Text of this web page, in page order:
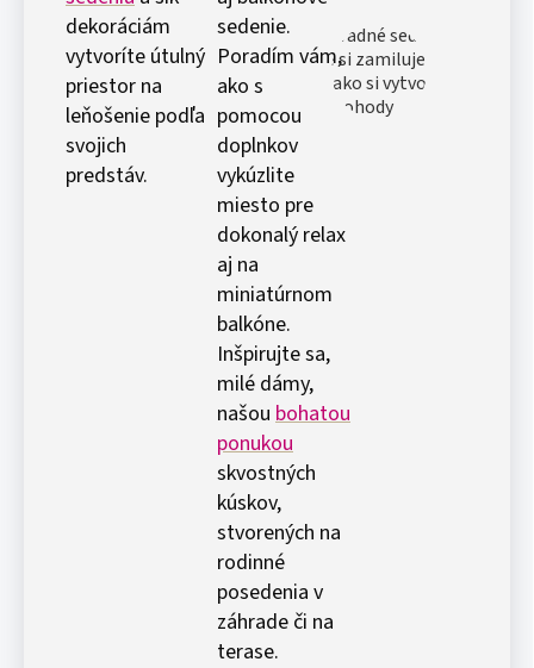
dekoráciám
vytvoríte útulný
priestor na
leňošenie podľa
svojich
predstáv.
sedenie.
Poradím vám,
ako s
pomocou
doplnkov
vykúzlite
miesto pre
dokonalý relax
aj na
miniatúrnom
balkóne.
Inšpirujte sa,
milé dámy,
našou bohatou
ponukou
skvostných
kúskov,
stvorených na
rodinné
posedenia v
záhrade či na
terase.